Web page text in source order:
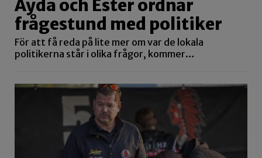
Ayda och Ester ordnar
frågestund med politiker
För att få reda på lite mer om var de lokala
politikerna står i olika frågor, kommer…